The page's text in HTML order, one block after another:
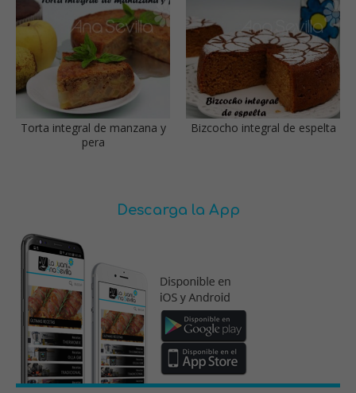
Torta integral de manzana y
pera
Bizcocho integral de espelta
Descarga la App